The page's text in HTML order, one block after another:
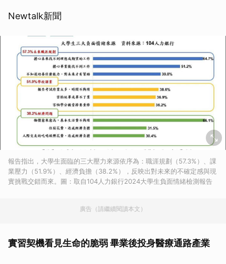
Newtalk新聞
報告指出，大學生面臨的三大壓力來源依序為：職涯規劃（57.3%）、課
業壓力（51.9%）、經濟負擔（38.2%），反映出對未來的不確定感與現
實挑戰交錯而來。圖：取自104人力銀行2024大學生負面情緒檢測報告
廣告（請繼續閱讀本文）
實習契機看見生命的脆弱 畢業後投身醫療通路產業